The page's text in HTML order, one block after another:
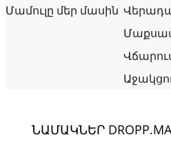
Մամուլը մեր մասին
ՆԱՄԱԿՆԵՐ